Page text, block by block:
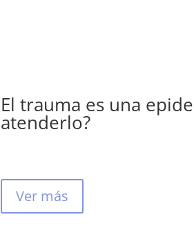
El trauma es una
atenderlo?
Ver más